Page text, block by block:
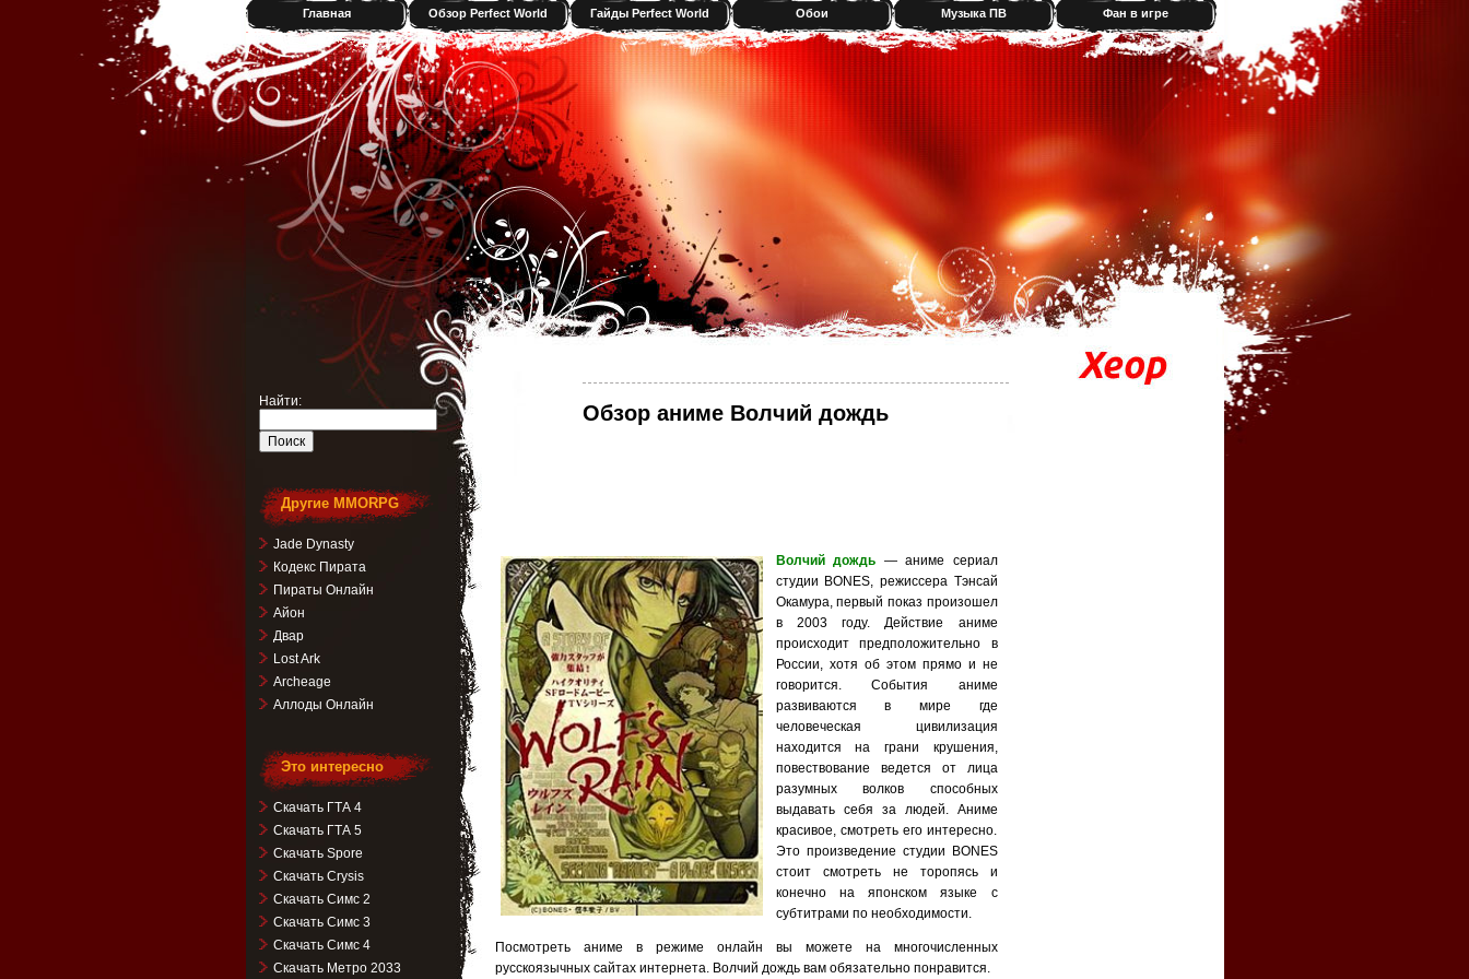
Главная Обзор Perfect World Гайды Perfect World Обои Музыка ПВ Фан в игре
Обзор аниме Волчий дождь
Волчий дождь — аниме сериал
студии BONES, режиссера Тэнсай
Окамура, первый показ произошел
в 2003 году. Действие аниме
происходит предположительно в
России, хотя об этом прямо и не
говорится. События аниме
развиваются в мире где
человеческая цивилизация
находится на грани крушения,
повествование ведется от лица
разумных волков способных
выдавать себя за людей. Аниме
красивое, смотреть его интересно.
Это произведение студии BONES
стоит смотреть не торопясь и
конечно на японском языке с
субтитрами по необходимости.
Посмотреть аниме в режиме онлайн вы можете на многочисленных
русскоязычных сайтах интернета. Волчий дождь вам обязательно понравится.
Найти:
Другие MMORPG
Jade Dynasty
Кодекс Пирата
Пираты Онлайн
Айон
Двар
Lost Ark
Archeage
Аллоды Онлайн
Это интересно
Скачать ГТА 4
Скачать ГТА 5
Скачать Spore
Скачать Crysis
Скачать Симс 2
Скачать Симс 3
Скачать Симс 4
Скачать Метро 2033